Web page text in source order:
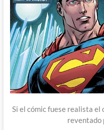
Si el cómic fuese realista
reventado